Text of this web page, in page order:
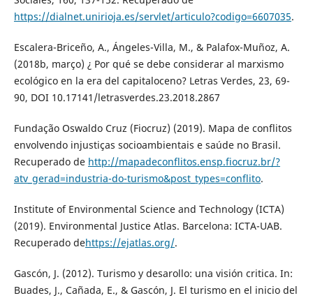
https://dialnet.unirioja.es/servlet/articulo?codigo=6607035.
Escalera-Briceño, A., Ángeles-Villa, M., & Palafox-Muñoz, A.
(2018b, março) ¿ Por qué se debe considerar al marxismo
ecológico en la era del capitaloceno? Letras Verdes, 23, 69-
90, DOI 10.17141/letrasverdes.23.2018.2867
Fundação Oswaldo Cruz (Fiocruz) (2019). Mapa de conflitos
envolvendo injustiças socioambientais e saúde no Brasil.
Recuperado de http://mapadeconflitos.ensp.fiocruz.br/?
atv_gerad=industria-do-turismo&post_types=conflito.
Institute of Environmental Science and Technology (ICTA)
(2019). Environmental Justice Atlas. Barcelona: ICTA-UAB.
Recuperado dehttps://ejatlas.org/.
Gascón, J. (2012). Turismo y desarollo: una visión critica. In:
Buades, J., Cañada, E., & Gascón, J. El turismo en el inicio del